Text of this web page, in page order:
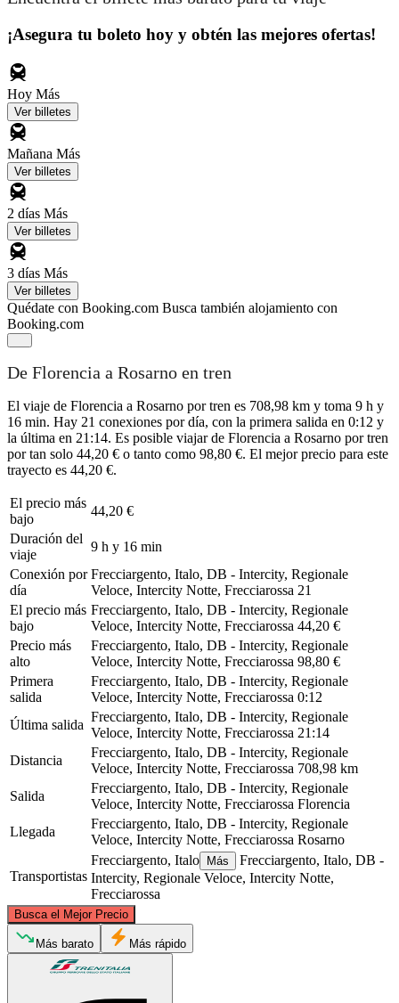
¡Asegura tu boleto hoy y obtén las mejores ofertas!
Hoy Más
Ver billetes
Mañana Más
Ver billetes
2 días Más
Ver billetes
3 días Más
Ver billetes
Quédate con Booking.com Busca también alojamiento con
Booking.com
De Florencia a Rosarno en tren
El viaje de Florencia a Rosarno por tren es 708,98 km y toma 9 h y
16 min. Hay 21 conexiones por día, con la primera salida en 0:12 y
la última en 21:14. Es posible viajar de Florencia a Rosarno por tren
por tan solo 44,20 € o tanto como 98,80 €. El mejor precio para este
trayecto es 44,20 €.
El precio más
bajo
44,20 €
Duración del
viaje
9 h y 16 min
Conexión por
día
Frecciargento, Italo, DB - Intercity, Regionale
Veloce, Intercity Notte, Frecciarossa 21
El precio más
bajo
Frecciargento, Italo, DB - Intercity, Regionale
Veloce, Intercity Notte, Frecciarossa 44,20 €
Precio más
alto
Frecciargento, Italo, DB - Intercity, Regionale
Veloce, Intercity Notte, Frecciarossa 98,80 €
Primera
salida
Frecciargento, Italo, DB - Intercity, Regionale
Veloce, Intercity Notte, Frecciarossa 0:12
Última salida
Frecciargento, Italo, DB - Intercity, Regionale
Veloce, Intercity Notte, Frecciarossa 21:14
Distancia
Frecciargento, Italo, DB - Intercity, Regionale
Veloce, Intercity Notte, Frecciarossa 708,98 km
Salida
Frecciargento, Italo, DB - Intercity, Regionale
Veloce, Intercity Notte, Frecciarossa Florencia
Llegada
Frecciargento, Italo, DB - Intercity, Regionale
Veloce, Intercity Notte, Frecciarossa Rosarno
Transportistas
Frecciargento, Italo Más
Frecciargento, Italo, DB -
Intercity, Regionale Veloce, Intercity Notte,
Frecciarossa
Busca el Mejor Precio
Florence
Más barato Más rápido